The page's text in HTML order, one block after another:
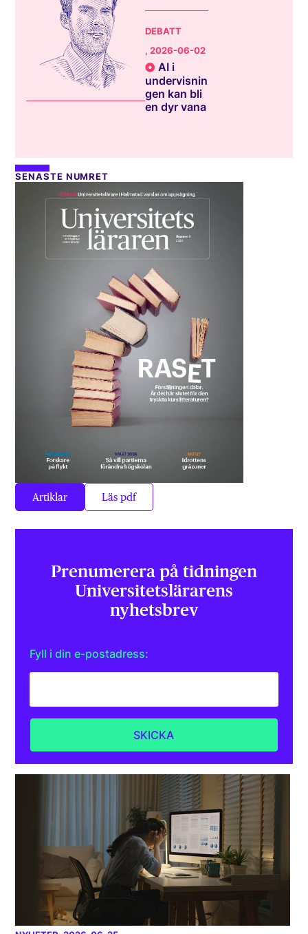
DEBATT
, 2026-06-02
AI i
undervisnin
gen kan bli
en dyr vana
SENASTE NUMRET
Artiklar Läs pdf
Prenumerera på tidningen
Universitets­lärarens
nyhetsbrev
Fyll i din e-postadress: